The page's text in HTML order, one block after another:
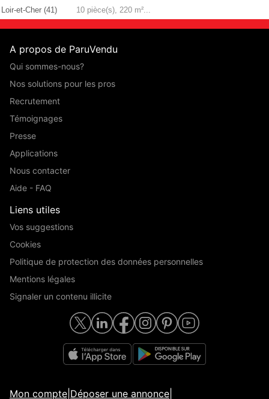
Loir-et-Cher (41)
10 pièce(s), 220 m²...
A propos de ParuVendu
Qui sommes-nous?
Nos solutions pour les pros
Recrutement
Témoignages
Presse
Applications
Nous contacter
Aide - FAQ
Liens utiles
Vos suggestions
Cookies
Politique de protection des données personnelles
Mentions légales
Signaler un contenu illicite
Mon compte Déposer une annonce